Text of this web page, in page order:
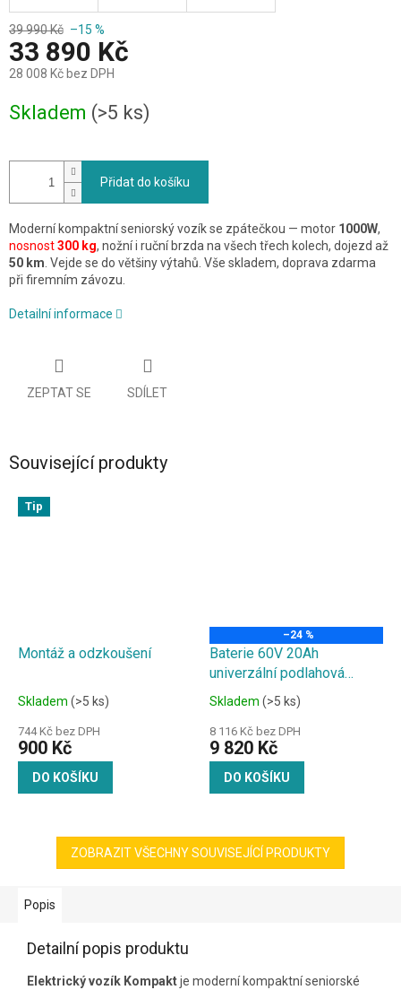
39 990 Kč –15 %
33 890 Kč
28 008 Kč bez DPH
cena:
Skladem (>5 ks)
Přidat do košíku
Moderní kompaktní seniorský vozík se zpátečkou — motor 1000W,
nosnost300 kg, nožní i ruční brzda na všech třech kolech, dojezd až
50 km. Vejde se do většiny výtahů. Vše skladem, doprava zdarma
při firemním závozu.
Detailní informace
ZEPTAT SE SDÍLET
Související produkty
Tip
Montáž a odzkoušení
Skladem (>5 ks)
744 Kč bez DPH
900 Kč
DO KOŠÍKU
–24 %
Baterie 60V 20Ah
univerzální podlahová
baterie pro
elektrokoloběžky a tříkolky
Skladem (>5 ks)
8 116 Kč bez DPH
9 820 Kč
DO KOŠÍKU
ZOBRAZIT VŠECHNY SOUVISEJÍCÍ PRODUKTY
Popis
Detailní popis produktu
Elektrický vozík Kompaktje moderní kompaktní seniorské